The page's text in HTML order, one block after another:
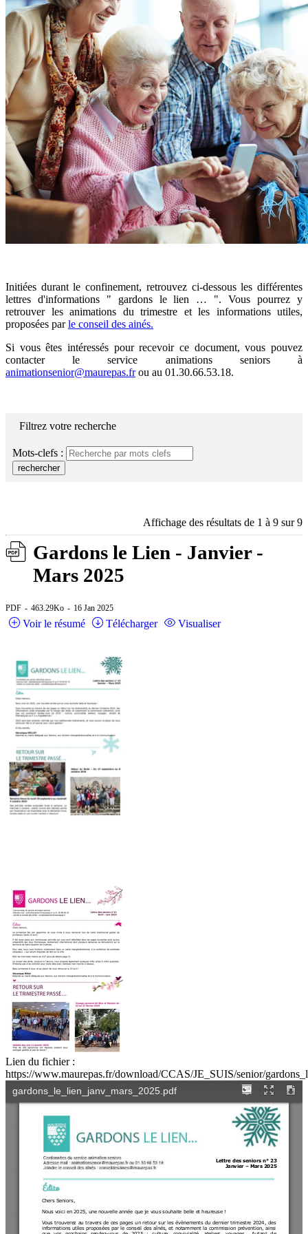
Initiées durant le confinement, retrouvez ci-dessous les différentes
lettres d'informations " gardons le lien … ". Vous pourrez y
retrouver les animations du trimestre et les informations utiles,
proposées parle conseil des ainés.
Si vous êtes intéressés pour recevoir ce document, vous pouvez
contacter le service animations seniors à
animationsenior@maurepas.frou au 01.30.66.53.18.
Filtrez votre recherche
Mots-clefs :
rechercher
Affichage des résultats de 1 à 9 sur 9
Gardons le Lien - Janvier -
Mars 2025
PDF 463.29Ko 16 Jan 2025
Voir le résumé Télécharger Visualiser
Lien du fichier :
https://www.maurepas.fr/download/CCAS/JE_SUIS/senior/